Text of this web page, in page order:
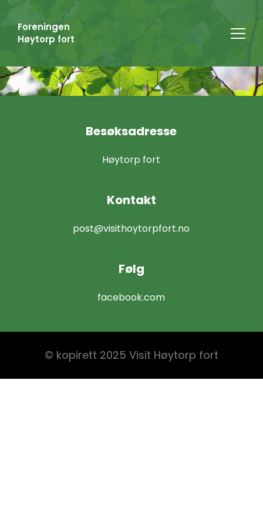
Foreningen
Høytorp fort
Besøksadresse
Høytorp fort
Kontakt
post@visithoytorpfort.no
Følg
facebook.com
© kopirett 2025 Visit Høytorp fort